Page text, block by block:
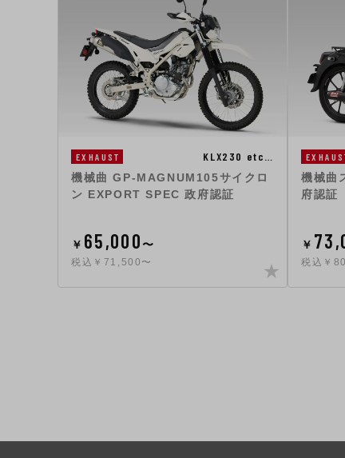
EXHAUST KLX230 etc…
機械曲 GP-MAGNUM105サイクロ
ン EXPORT SPEC 政府認証
￥ 65,000〜
税込￥71,500〜
機械曲
府認証
￥
税込￥